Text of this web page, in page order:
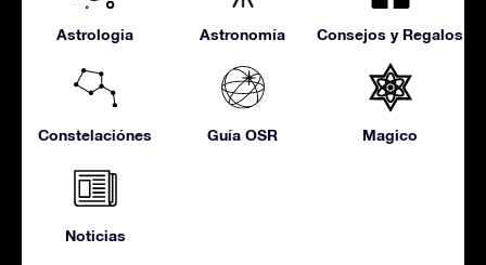
Astrologia Astronomía Consejos y Regalos
Constelaciónes Guía OSR Magico
Noticias